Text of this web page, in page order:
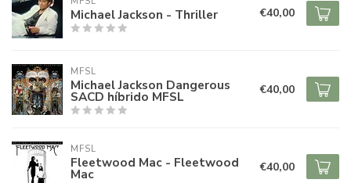
Michael Jackson - Thriller €40,00
MFSL
Michael Jackson Dangerous
SACD híbrido MFSL €40,00
MFSL
Fleetwood Mac - Fleetwood
Mac €40,00